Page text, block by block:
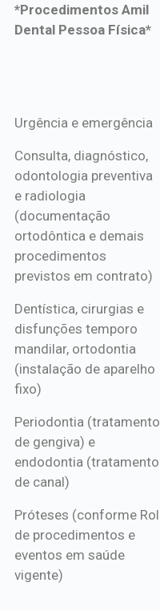
*Procedimentos Amil
Dental Pessoa Física*
*Procedimentos Amil
Urgência e emergência
Consulta, diagnóstico,
odontologia preventiva
e radiologia
(documentação
ortodôntica e demais
procedimentos
previstos em contrato)
Dentística, cirurgias e
disfunções temporo
mandilar, ortodontia
(instalação de aparelho
fixo)
Periodontia (tratamento
de gengiva) e
endodontia (tratamento
de canal)
Próteses (conforme Rol
de procedimentos e
eventos em saúde
vigente)